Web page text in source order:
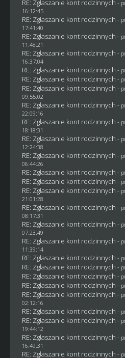
RE: Zgłaszanie kont rodzinnych -
16:12:45
RE: Zgłaszanie kont rodzinnych -
17:41:40
RE: Zgłaszanie kont rodzinnych -
11:48:21
RE: Zgłaszanie kont rodzinnych -
16:37:04
RE: Zgłaszanie kont rodzinnych -
RE: Zgłaszanie kont rodzinnych -
RE: Zgłaszanie kont rodzinnych -
09:55:02
RE: Zgłaszanie kont rodzinnych -
22:09:16
RE: Zgłaszanie kont rodzinnych -
18:18:31
RE: Zgłaszanie kont rodzinnych -
12:24:38
RE: Zgłaszanie kont rodzinnych -
06:44:26
RE: Zgłaszanie kont rodzinnych -
RE: Zgłaszanie kont rodzinnych -
RE: Zgłaszanie kont rodzinnych -
21:01:28
RE: Zgłaszanie kont rodzinnych -
08:17:31
RE: Zgłaszanie kont rodzinnych -
07:23:49
RE: Zgłaszanie kont rodzinnych -
11:39:14
RE: Zgłaszanie kont rodzinnych -
RE: Zgłaszanie kont rodzinnych -
RE: Zgłaszanie kont rodzinnych -
RE: Zgłaszanie kont rodzinnych -
RE: Zgłaszanie kont rodzinnych -
02:12:16
RE: Zgłaszanie kont rodzinnych -
RE: Zgłaszanie kont rodzinnych -
19:44:12
RE: Zgłaszanie kont rodzinnych -
16:49:31
RE: Zgłaszanie kont rodzinnych -